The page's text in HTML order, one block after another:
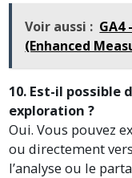
Voir aussi : GA4
(Enhanced
10. Est-il possible
exploration ?
Oui. Vous pouvez
ou directement vers
l’analyse ou le